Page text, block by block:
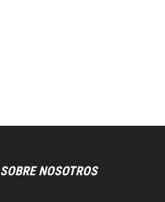
SOBRE NOSOTROS